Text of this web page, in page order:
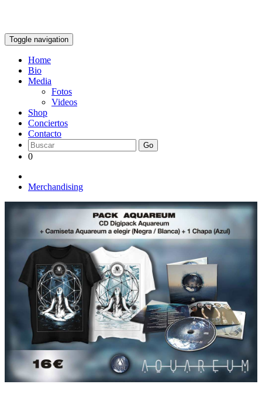
Toggle navigation
Home
Bio
Media
Fotos
Videos
Shop
Conciertos
Contacto
Go
0
Merchandising